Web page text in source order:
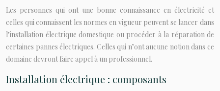
Les personnes qui ont une bonne connaissance en électricité et
celles qui connaissent les normes en vigueur peuvent se lancer dans
l’installation électrique domestique ou procéder à la réparation de
certaines pannes électriques. Celles qui n’ont aucune notion dans ce
domaine devront faire appel à un professionnel.
Installation électrique : composants